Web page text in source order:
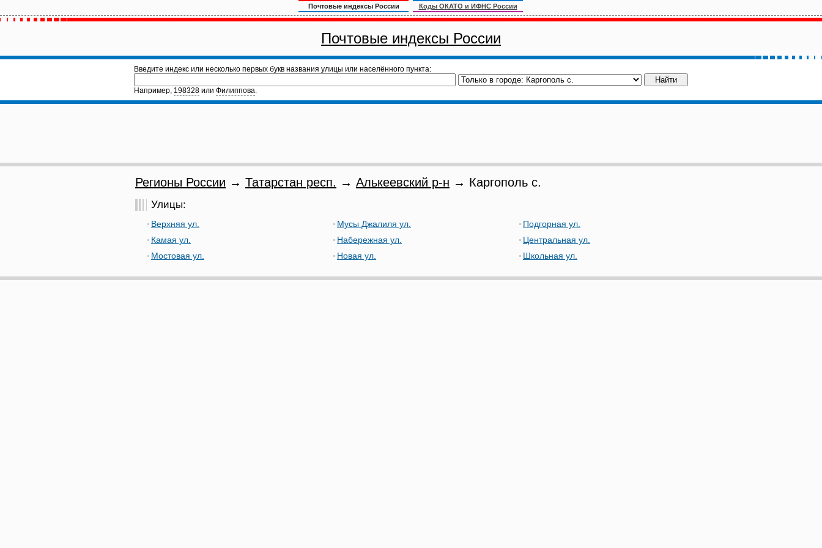
Почтовые индексы России Коды ОКАТО и ИФНС России
Почтовые индексы России
Введите индекс или несколько первых букв названия улицы или населённого пункта:
Например, 198328 или Филиппова.
Регионы России → Татарстан респ. → Алькеевский р-н → Каргополь с.
Улицы:
Верхняя ул.
Камая ул.
Мостовая ул.
Мусы Джалиля ул.
Набережная ул.
Новая ул.
Подгорная ул.
Центральная ул.
Школьная ул.